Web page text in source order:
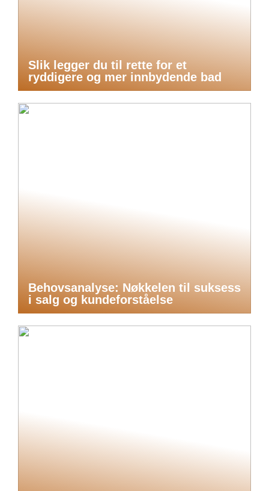
Slik legger du til rette for et
ryddigere og mer innbydende bad
Behovsanalyse: Nøkkelen til suksess
i salg og kundeforståelse